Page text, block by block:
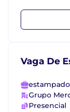
Vaga De
Grupo
Presencial